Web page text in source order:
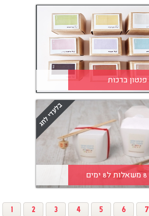
פנטון ברכות
8 משאלות ל8 ימים
1 2 3 4 5 6 7